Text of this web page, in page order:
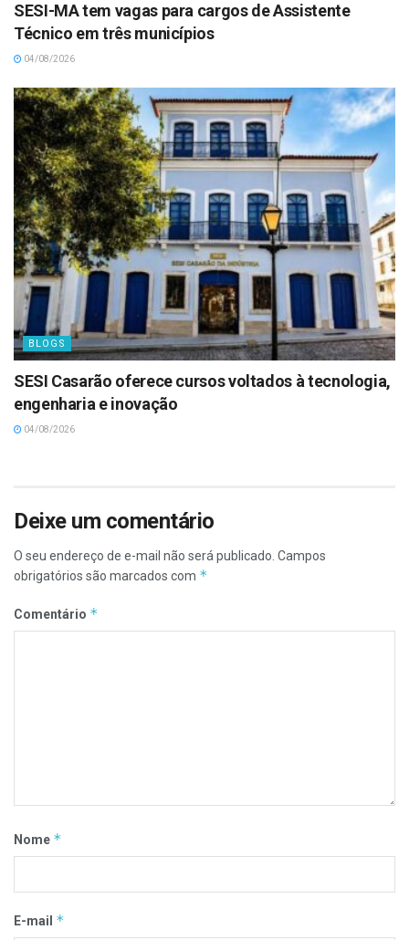
SESI-MA tem vagas para cargos de Assistente
Técnico em três municípios
04/08/2026
BLOGS
SESI Casarão oferece cursos voltados à tecnologia,
engenharia e inovação
04/08/2026
Deixe um comentário
O seu endereço de e-mail não será publicado. Campos
obrigatórios são marcados com *
Comentário *
Nome *
E-mail *